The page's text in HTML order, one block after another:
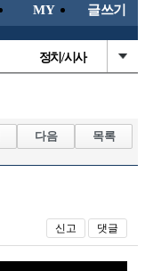
MY 글쓰기
정치/시사
국내축구
다음 목록
신고 댓글